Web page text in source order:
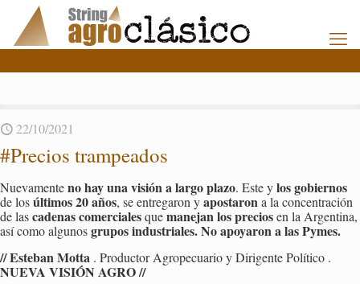
22/10/2021
#Pre­cios tram­pea­dos
Nue­va­men­teno hay una vi­sión a largo plazo. Este ylos go­bier­nos
de losúl­ti­mos 20 años, se en­tre­ga­ron yapos­ta­rona la con­cen­tra­ción
de lasca­de­nas co­mer­cia­lesquema­ne­jan los pre­ciosen la Ar­gen­ti­na,
así como al­gu­nosgru­pos in­dus­tria­les. No apo­ya­ron a las Pymes.
// Es­te­ban Motta . Pro­duc­tor Agro­pe­cua­rio y Di­ri­gen­te Po­lí­ti­co .
NUEVA VI­SIÓN AGRO //